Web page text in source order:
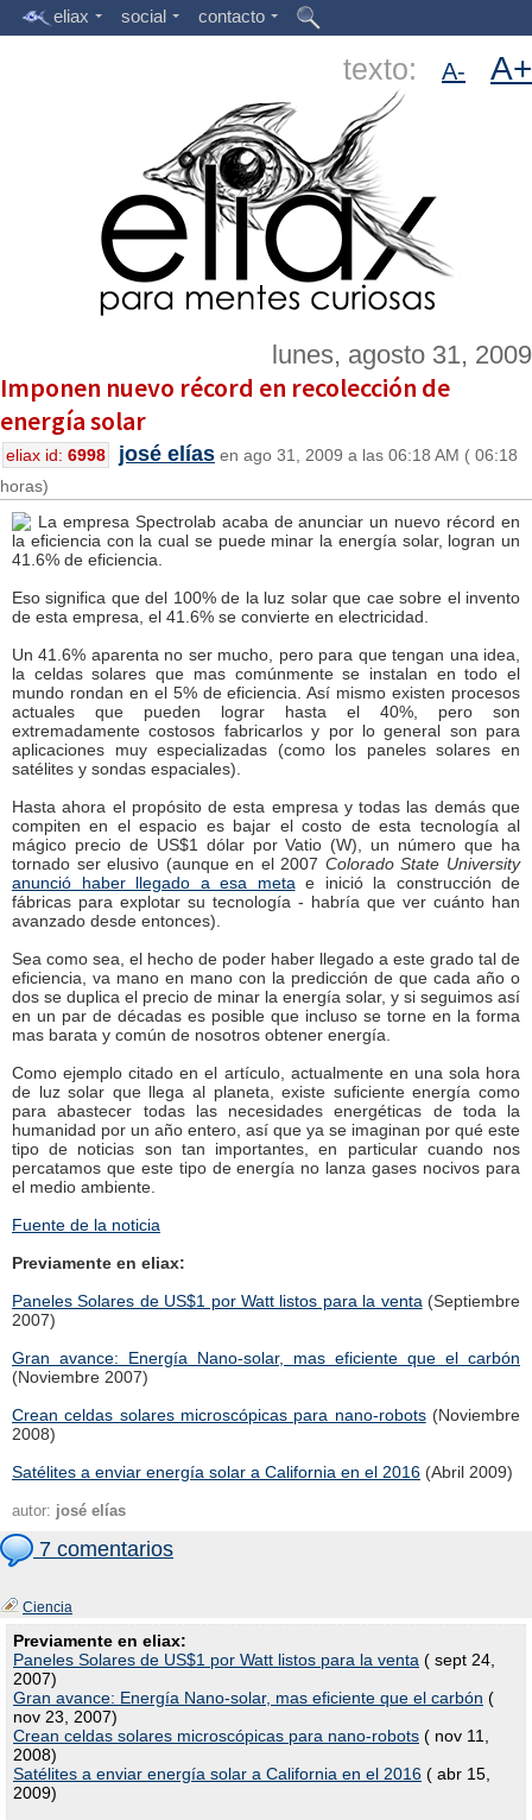
eliax social contacto
texto: A- A+
lunes, agosto 31, 2009
Imponen nuevo récord en recolección de
energía solar
eliax id: 6998 josé elías en ago 31, 2009 a las 06:18 AM ( 06:18
horas)
La empresa Spectrolab acaba de anunciar un nuevo récord en
la eficiencia con la cual se puede minar la energía solar, logran un
41.6% de eficiencia.
Eso significa que del 100% de la luz solar que cae sobre el invento
de esta empresa, el 41.6% se convierte en electricidad.
Un 41.6% aparenta no ser mucho, pero para que tengan una idea,
la celdas solares que mas comúnmente se instalan en todo el
mundo rondan en el 5% de eficiencia. Así mismo existen procesos
actuales que pueden lograr hasta el 40%, pero son
extremadamente costosos fabricarlos y por lo general son para
aplicaciones muy especializadas (como los paneles solares en
satélites y sondas espaciales).
Hasta ahora el propósito de esta empresa y todas las demás que
compiten en el espacio es bajar el costo de esta tecnología al
mágico precio de US$1 dólar por Vatio (W), un número que ha
tornado ser elusivo (aunque en el 2007 Colorado State University
anunció haber llegado a esa meta e inició la construcción de
fábricas para explotar su tecnología - habría que ver cuánto han
avanzado desde entonces).
Sea como sea, el hecho de poder haber llegado a este grado tal de
eficiencia, va mano en mano con la predicción de que cada año o
dos se duplica el precio de minar la energía solar, y si seguimos así
en un par de décadas es posible que incluso se torne en la forma
mas barata y común de nosotros obtener energía.
Como ejemplo citado en el artículo, actualmente en una sola hora
de luz solar que llega al planeta, existe suficiente energía como
para abastecer todas las necesidades energéticas de toda la
humanidad por un año entero, así que ya se imaginan por qué este
tipo de noticias son tan importantes, en particular cuando nos
percatamos que este tipo de energía no lanza gases nocivos para
el medio ambiente.
Fuente de la noticia
Previamente en eliax:
Paneles Solares de US$1 por Watt listos para la venta (Septiembre
2007)
Gran avance: Energía Nano-solar, mas eficiente que el carbón
(Noviembre 2007)
Crean celdas solares microscópicas para nano-robots(Noviembre
2008)
Satélites a enviar energía solar a California en el 2016 (Abril 2009)
autor: josé elías
7 comentarios
Ciencia
Previamente en eliax:
Paneles Solares de US$1 por Watt listos para la venta ( sept 24,
2007)
Gran avance: Energía Nano-solar, mas eficiente que el carbón (
nov 23, 2007)
Crean celdas solares microscópicas para nano-robots ( nov 11,
2008)
Satélites a enviar energía solar a California en el 2016 ( abr 15,
2009)